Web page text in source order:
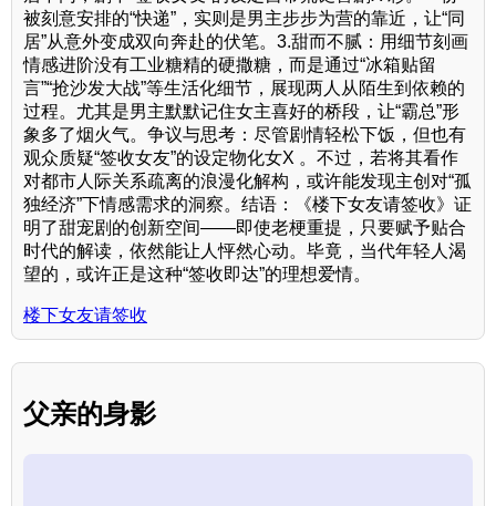
被刻意安排的“快递”，实则是男主步步为营的靠近，让“同
居”从意外变成双向奔赴的伏笔。3.甜而不腻：用细节刻画
情感进阶没有工业糖精的硬撒糖，而是通过“冰箱贴留
言”“抢沙发大战”等生活化细节，展现两人从陌生到依赖的
过程。尤其是男主默默记住女主喜好的桥段，让“霸总”形
象多了烟火气。争议与思考：尽管剧情轻松下饭，但也有
观众质疑“签收女友”的设定物化女X 。不过，若将其看作
对都市人际关系疏离的浪漫化解构，或许能发现主创对“孤
独经济”下情感需求的洞察。结语：《楼下女友请签收》证
明了甜宠剧的创新空间——即使老梗重提，只要赋予贴合
时代的解读，依然能让人怦然心动。毕竟，当代年轻人渴
望的，或许正是这种“签收即达”的理想爱情。
楼下女友请签收
父亲的身影